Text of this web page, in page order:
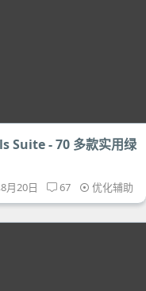
Suite - 70 多款实用绿
月20日 67 优化辅助